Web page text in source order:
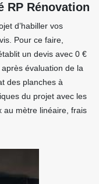
RP Rénovation
d’habiller vos
Pour ce faire,
un devis avec 0 €
évaluation de la
des planches à
du projet avec les
au mètre linéaire, frais